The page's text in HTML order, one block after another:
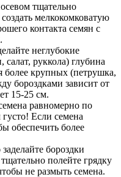
тщательно
мелкокомковатую
контакта семян с
неглубокие
руккола) глубина
более крупных (петрушка,
бороздками зависит от
15-25 см.
равномерно по
Если семена
обеспечить более
бороздки
полейте грядку
не размыть семена.